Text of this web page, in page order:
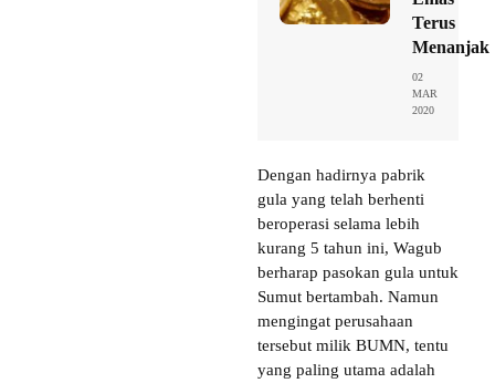
Terus
Menanjak
02
MAR
2020
Dengan hadirnya pabrik
gula yang telah berhenti
beroperasi selama lebih
kurang 5 tahun ini, Wagub
berharap pasokan gula untuk
Sumut bertambah. Namun
mengingat perusahaan
tersebut milik BUMN, tentu
yang paling utama adalah